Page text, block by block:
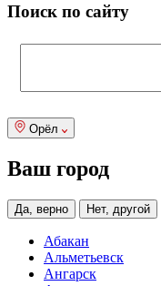
Поиск по сайту
Орёл
Ваш город
Да, верно Нет, другой
Абакан
Альметьевск
Ангарск